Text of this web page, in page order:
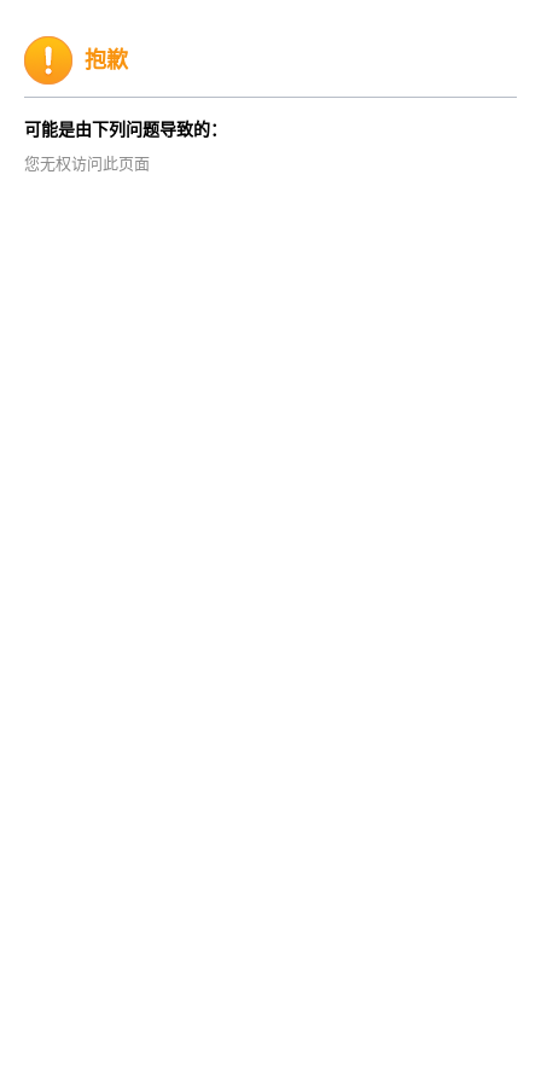
抱歉
可能是由下列问题导致的：
您无权访问此页面